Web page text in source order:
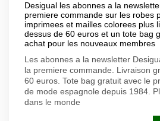
Desigual les abonnes a la
premiere commande sur les robes
imprimees et mailles colorees plus
dessus de 60 euros et un tote bag
achat pour les nouveaux membres
Les abonnes a la newsletter
la premiere commande. Livraison
60 euros. Tote bag gratuit avec le
de mode espagnole depuis 1984.
dans le monde